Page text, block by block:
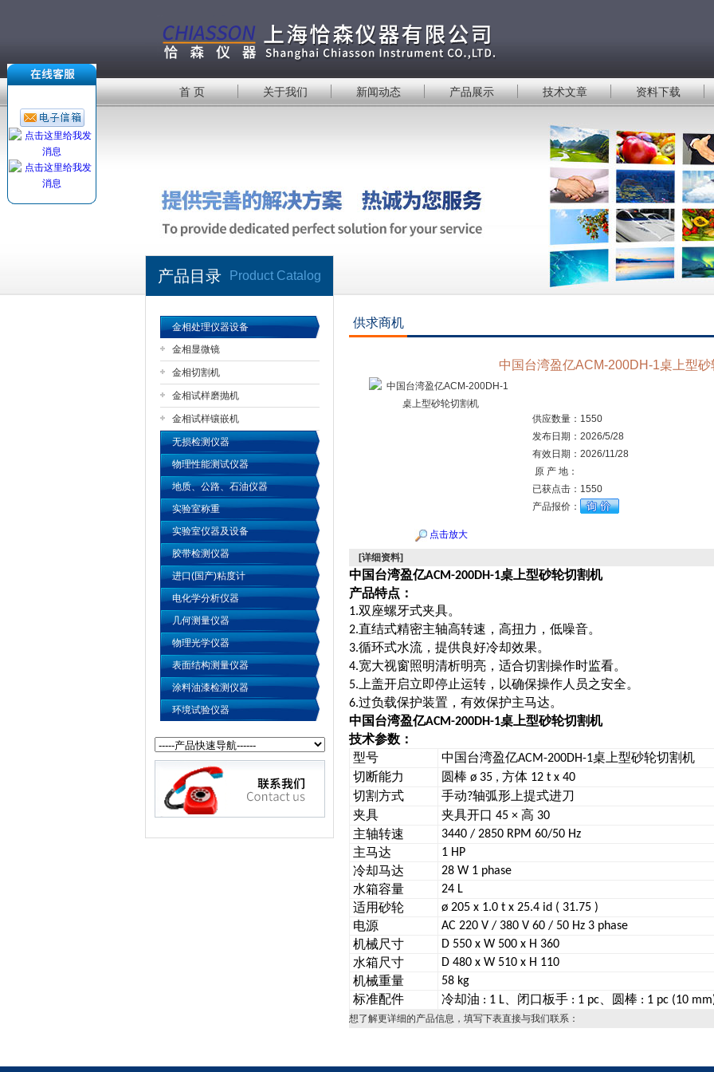
公司名称
首 页 关于我们 新闻动态 产品展示 技术文章 资料下载
产品目录 Product Catalog
金相处理仪器设备
金相显微镜
金相切割机
金相试样磨抛机
金相试样镶嵌机
无损检测仪器
物理性能测试仪器
地质、公路、石油仪器
实验室称重
实验室仪器及设备
胶带检测仪器
进口(国产)粘度计
电化学分析仪器
几何测量仪器
物理光学仪器
表面结构测量仪器
涂料油漆检测仪器
环境试验仪器
供求商机
中国台湾盈亿ACM-200DH-1桌上型砂
点击放大
供应数量： 1550
发布日期： 2026/5/28
有效日期： 2026/11/28
原 产 地：
已获点击： 1550
产品报价：
[详细资料]
中国台湾盈亿ACM-200DH-1桌上型砂轮切割机
产品特点：
1.双座螺牙式夹具。
2.直结式精密主轴高转速，高扭力，低噪音。
3.循环式水流，提供良好冷却效果。
4.宽大视窗照明清析明亮，适合切割操作时监看。
5. 上盖开启立即停止运转，以确保操作人员之安全。
6.过负载保护装置，有效保护主马达。
中国台湾盈亿ACM-200DH-1桌上型砂轮切割机
技术参数：
型号
中国台湾盈亿ACM-200DH-1桌上型砂轮切割机
切断能力
圆棒 ø 35 , 方体 12 t x 40
切割方式 手动?轴弧形上提式进刀
夹具
夹具开口 45 × 高 30
主轴转速 3440 / 2850 RPM 60/50 Hz
主马达 1 HP
冷却马达 28 W 1 phase
水箱容量 24 L
适用砂轮 ø 205 x 1.0 t x 25.4 id ( 31.75 )
电源 AC 220 V / 380 V 60 / 50 Hz 3 phase
机械尺寸 D 550 x W 500 x H 360
水箱尺寸 D 480 x W 510 x H 110
机械重量 58 kg
标准配件 冷却油 : 1 L 、闭口板手 : 1 pc 、圆棒 : 1 pc (10
想了解更详细的产品信息，填写下表直接与我们联系：